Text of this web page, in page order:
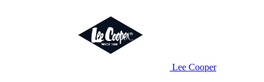
Lee Cooper